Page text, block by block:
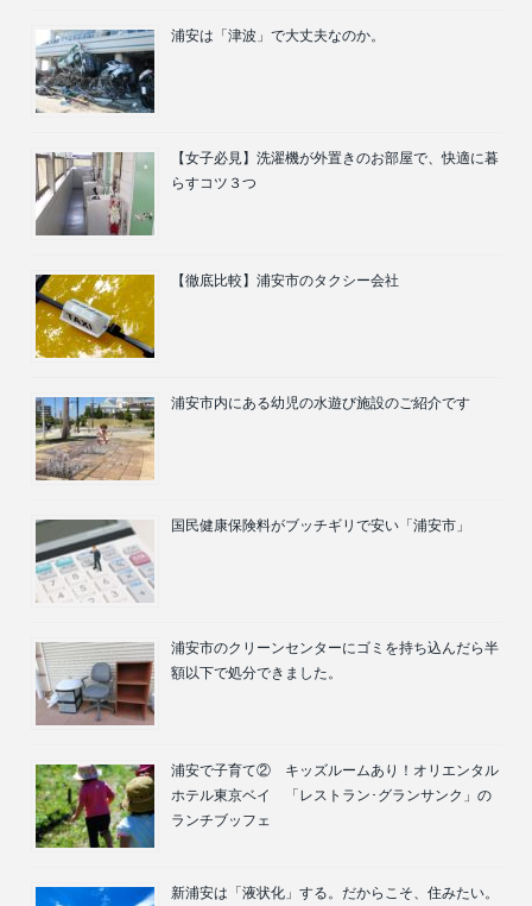
浦安は「津波」で大丈夫なのか。
【女子必見】洗濯機が外置きのお部屋で、快適に暮
らすコツ３つ
【徹底比較】浦安市のタクシー会社
浦安市内にある幼児の水遊び施設のご紹介です
国民健康保険料がブッチギリで安い「浦安市」
浦安市のクリーンセンターにゴミを持ち込んだら半
額以下で処分できました。
浦安で子育て② キッズルームあり！オリエンタル
ホテル東京ベイ 「レストラン･グランサンク」の
ランチブッフェ
新浦安は「液状化」する。だからこそ、住みたい。